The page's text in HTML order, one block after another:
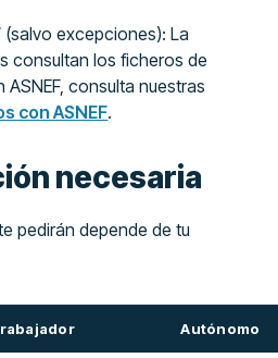
(salvo excepciones): La
consultan los ficheros de
consulta nuestras
con ASNEF.
necesaria
pedirán depende de tu
Autónomo